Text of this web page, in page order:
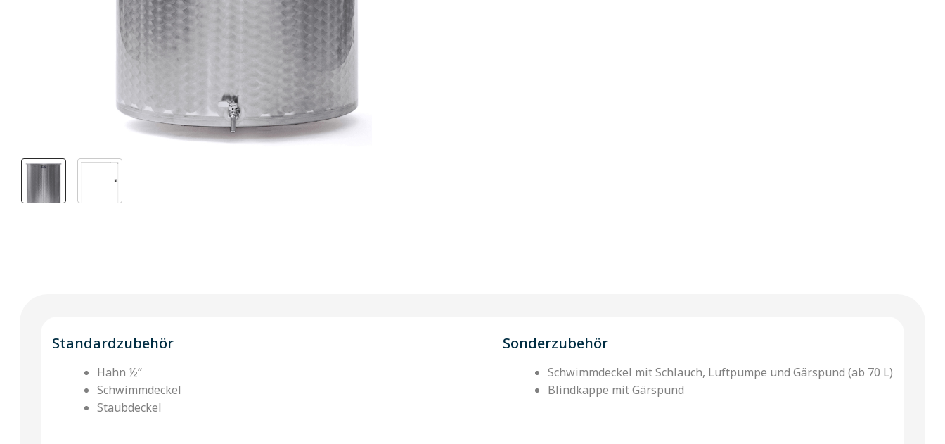
Standardzubehör
Hahn ½‘‘
Schwimmdeckel
Staubdeckel
Sonderzubehör
Schwimmdeckel mit Schlauch, Luftpumpe und Gärspund (ab 70 L)
Blindkappe mit Gärspund